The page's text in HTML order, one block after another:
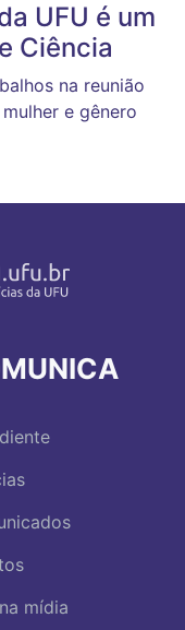
UFU é um
Ciência
na reunião
e gênero
mídia